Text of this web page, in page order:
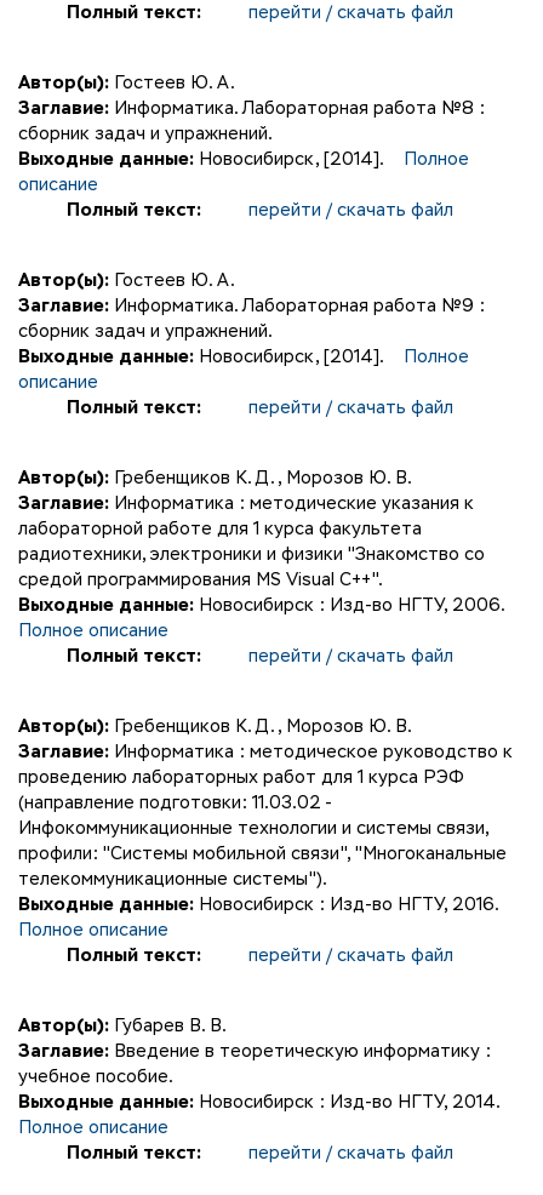
Полный текст:
перейти / скачать файл
Автор(ы): Гостеев Ю. А.
Заглавие: Информатика. Лабораторная работа №8 :
сборник задач и упражнений.
Выходные данные: Новосибирск, [2014].
Полное
описание
Полный текст:
перейти / скачать файл
Автор(ы): Гостеев Ю. А.
Заглавие: Информатика. Лабораторная работа №9 :
сборник задач и упражнений.
Выходные данные: Новосибирск, [2014].
Полное
описание
Полный текст:
перейти / скачать файл
Автор(ы): Гребенщиков К. Д. , Морозов Ю. В.
Заглавие: Информатика : методические указания к
лабораторной работе для 1 курса факультета
радиотехники, электроники и физики "Знакомство со
средой программирования МS Visual C++".
Выходные данные: Новосибирск : Изд-во НГТУ, 2006.
Полное описание
Полный текст:
перейти / скачать файл
Автор(ы): Гребенщиков К. Д. , Морозов Ю. В.
Заглавие: Информатика : методическое руководство к
проведению лабораторных работ для 1 курса РЭФ
(направление подготовки: 11.03.02 -
Инфокоммуникационные технологии и системы связи,
профили: "Системы мобильной связи", "Многоканальные
телекоммуникационные системы").
Выходные данные: Новосибирск : Изд-во НГТУ, 2016.
Полное описание
Полный текст:
перейти / скачать файл
Автор(ы): Губарев В. В.
Заглавие: Введение в теоретическую информатику :
учебное пособие.
Выходные данные: Новосибирск : Изд-во НГТУ, 2014.
Полное описание
Полный текст:
перейти / скачать файл